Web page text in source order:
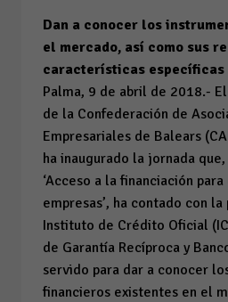
Dan a conocer los
el mercado, así como sus
características específicas
Palma, 9 de abril de 2018.-
de la Confederación de
Empresariales de Balears
ha inaugurado la jornada
‘Acceso a la financiación
empresas’, ha contado con
Instituto de Crédito Oficial
de Garantía Recíproca y
servido para dar a conocer
financieros existentes en el